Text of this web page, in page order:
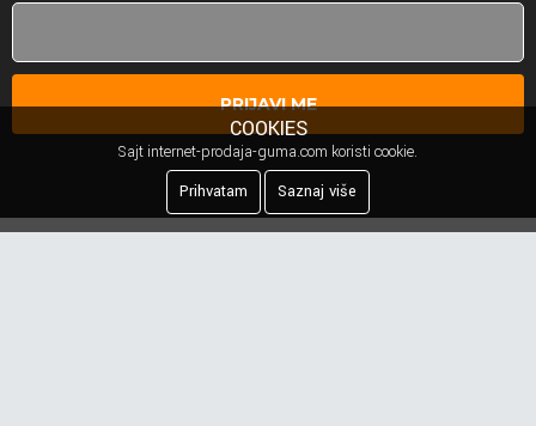
PRIJAVI ME
COOKIES
Sajt internet-prodaja-guma.com koristi cookie.
Prihvatam
Saznaj više